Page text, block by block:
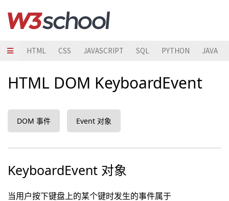
HTML CSS JAVASCRIPT SQL PYTHON JAVA
HTML DOM KeyboardEvent
DOM 事件 Event 对象
KeyboardEvent 对象
当用户按下键盘上的某个键时发生的事件属于